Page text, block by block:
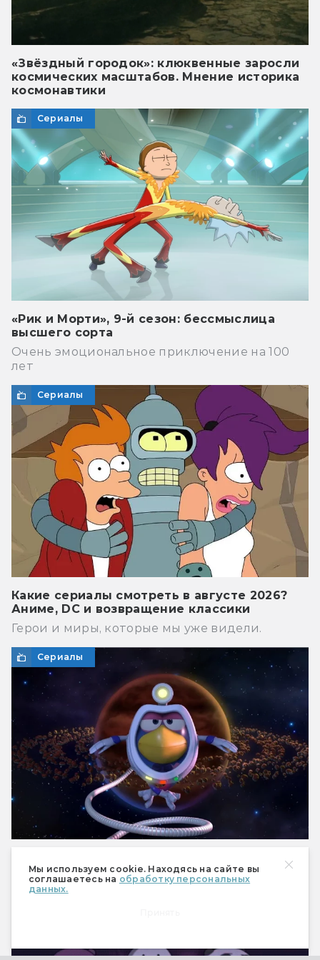
Мы используем cookie. Находясь на сайте вы
соглашаетесь на обработку персональных
данных.
«Звёздный городок»: клюквенные заросли
космических масштабов. Мнение историка
космонавтики
Сериалы
«Рик и Морти», 9-й сезон: бессмыслица
высшего сорта
Очень эмоциональное приключение на 100
лет
Сериалы
Какие сериалы смотреть в августе 2026?
Аниме, DC и возвращение классики
Герои и миры, которые мы уже видели.
Сериалы
Круглая вселенная: 6 самых космических
серий «Смешариков»
И один фильм!